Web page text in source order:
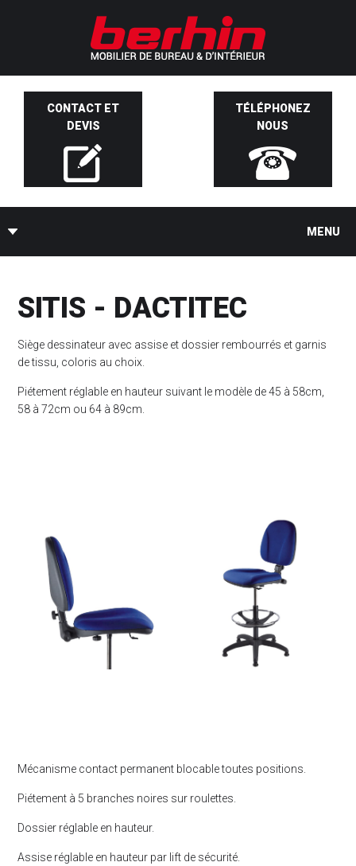
CONTACT ET
DEVIS
TÉLÉPHONEZ
NOUS
MENU
SITIS - DACTITEC
Siège dessinateur avec assise et dossier rembourrés et garnis
de tissu, coloris au choix.
Piétement réglable en hauteur suivant le modèle de 45 à 58cm,
58 à 72cm ou 64 à 89cm.
Mécanisme contact permanent blocable toutes positions.
Piétement à 5 branches noires sur roulettes.
Dossier réglable en hauteur.
Assise réglable en hauteur par lift de sécurité.